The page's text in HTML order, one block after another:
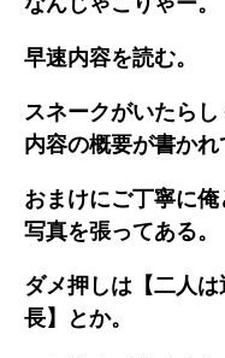
早速内容を読む。
スネークがいたら
内容の概要が書かれ
おまけにご丁寧に
写真を張ってある。
ダメ押しは【二人
長】とか。